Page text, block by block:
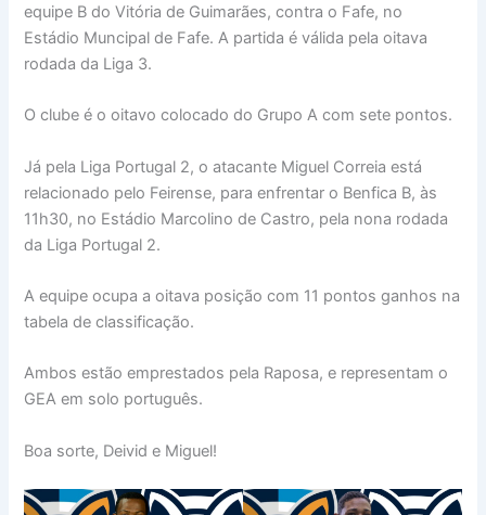
equipe B do Vitória de Guimarães, contra o Fafe, no
Estádio Muncipal de Fafe. A partida é válida pela oitava
rodada da Liga 3.
O clube é o oitavo colocado do Grupo A com sete pontos.
Já pela Liga Portugal 2, o atacante Miguel Correia está
relacionado pelo Feirense, para enfrentar o Benfica B, às
11h30, no Estádio Marcolino de Castro, pela nona rodada
da Liga Portugal 2.
A equipe ocupa a oitava posição com 11 pontos ganhos na
tabela de classificação.
Ambos estão emprestados pela Raposa, e representam o
GEA em solo português.
Boa sorte, Deivid e Miguel!